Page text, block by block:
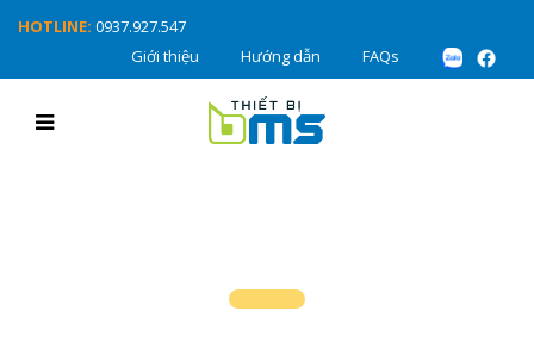
HOTLINE: 0937.927.547
Giới thiệu
Hướng dẫn FAQs